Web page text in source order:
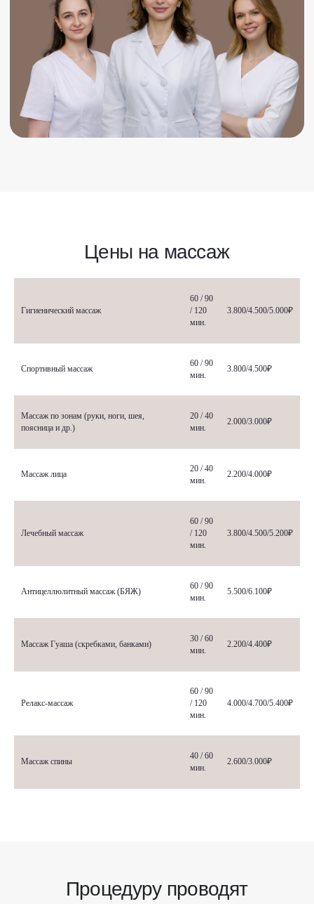
Гигиенический массаж
60 / 90
/ 120
мин.
3.800/4.500/5.000₽
Спортивный массаж
60 / 90
мин.
3.800/4.500₽
Массаж по зонам (руки, ноги, шея,
поясница и др.)
20 / 40
мин.
2.000/3.000₽
Массаж лица
20 / 40
мин.
2.200/4.000₽
Лечебный массаж
60 / 90
/ 120
мин.
3.800/4.500/5.200₽
Антицеллюлитный массаж (БЯЖ)
60 / 90
мин.
5.500/6.100₽
Массаж Гуаша (скребками, банками)
30 / 60
мин.
2.200/4.400₽
Релакс-массаж
60 / 90
/ 120
мин.
4.000/4.700/5.400₽
Массаж спины
40 / 60
мин.
2.600/3.000₽